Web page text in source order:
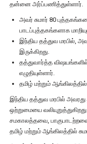
தன்னை அர்ப்பணித்துள்ளார்.
அவர் சுமார் 80
பாடப்புத்தகங்களாக
இந்திய தத்துவ மரபில்,
இருக்கிறது.
தத்துவார்த்த
எழுதியுள்ளார்.
தமிழ் மற்றும் ஆங்கிலத்தில்
இந்திய தத்துவ மரபில்
ஒற்றுமையை
சமகாலத்தவை,
தமிழ் மற்றும் ஆங்கிலத்தில்